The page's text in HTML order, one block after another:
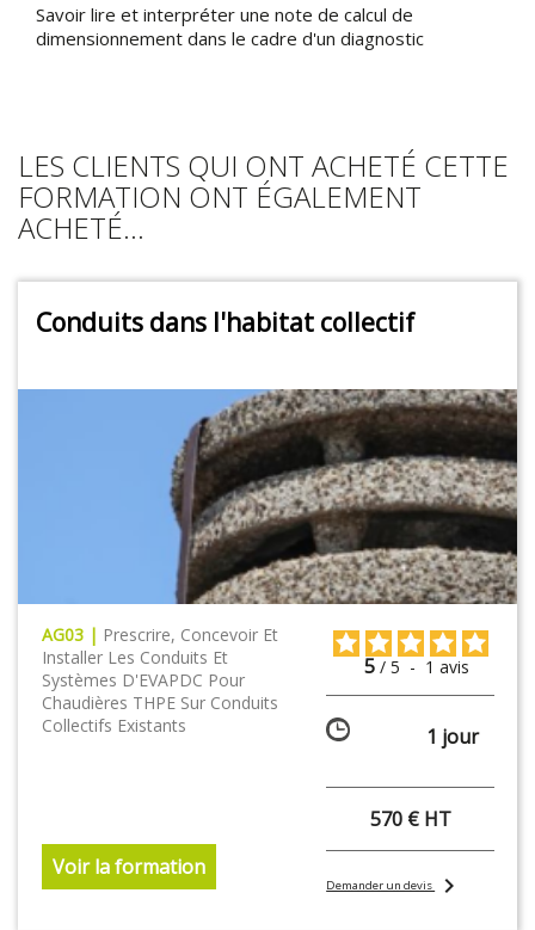
Savoir lire et interpréter une note de calcul de
dimensionnement dans le cadre d'un diagnostic
LES CLIENTS QUI ONT ACHETÉ CETTE
FORMATION ONT ÉGALEMENT
ACHETÉ...
Conduits dans l'habitat collectif
AG03 | Prescrire, Concevoir Et
Installer Les Conduits Et
Systèmes D'EVAPDC Pour
Chaudières THPE Sur Conduits
Collectifs Existants
Voir la formation
5 / 5 - 1 avis
1 jour
570 € HT
Demander un devischevron_right